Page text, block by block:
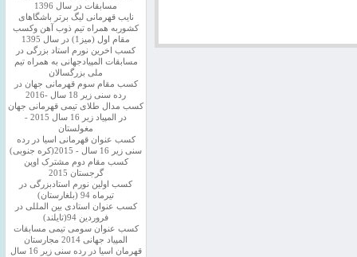
مسابقات در سال 1396
نایب قهرمانی لیگ برتر باشگاهای
کشوربه همراه تیم ذوب آهن وکسب
مقام اول (میز1) در سال 1395
کسب اخرین نورم استاد بزرگی در
مسابقات المپیادجهانی به همراه تیم
ملی بزرگسالان
کسب مقام سوم قهرمانی جهان در
رده سنی زیر 18 سال -2016
کسب مدال طلای تیمی قهرمانی جهان
در المپیاد زیر 16 سال 2015 -
مغولستان
کسب عنوان قهرمانی اسیا در رده
سنی زیر 16 سال - 2015(کره جنوبی)
کسب مقام دوم مشترک اوپن
گرجستان 2015
کسب اولین نورم استادبزرگی در
تیرماه 94 (بلغارستان)
کسب عنوان استادی بین المللی در
فروردین 94(تایلند)
کسب عنوان سومی تیمی مسابقات
المپیاد جهانی 2014 مجارستان
قهرمان اسیا در رده سنی زیر 16 سال